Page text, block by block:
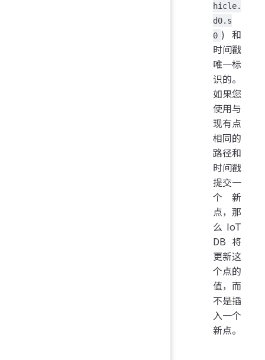
hicle.
d0.s
0 ) 和
时间戳
唯一标
识的。
如果您
使用与
现有点
相同的
路径和
时间戳
提交一
个新
点，那
么 IoT
DB 将
更新这
个点的
值，而
不是插
入一个
新点。